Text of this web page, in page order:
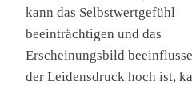
kann das Selbstwertgefühl
beeinträchtigen und das
Erscheinungsbild
der Leidensdruck hoch ist,